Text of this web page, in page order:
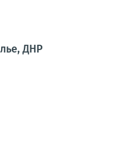
ДНР